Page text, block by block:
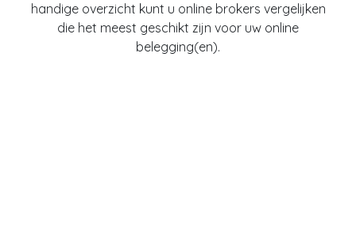
handige overzicht kunt u online brokers vergelijken
die het meest geschikt zijn voor uw online
belegging(en).